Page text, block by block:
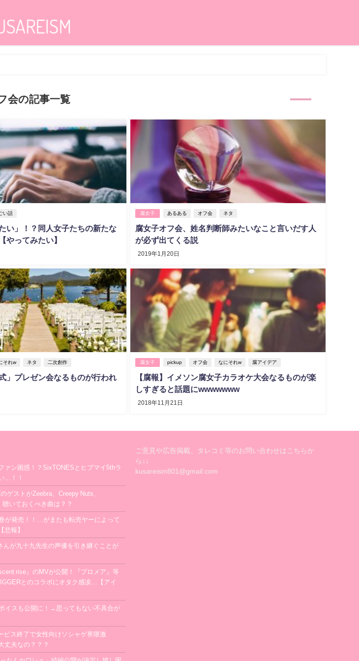
会の記事一覧
い話
い」！？同人女子たちの新たな
やってみたい】
腐女子 あるある オフ会 ネタ
腐女子オフ会、姓名判断師みたいなこと言いだす人
が必ず出てくる説
2019年1月20日
それw ネタ 二次創作
」プレゼン会なるものが行われ
腐女子 pickup オフ会 なにそれw 腐アイデア
【腐報】イメソン腐女子カラオケ大会なるものが楽
しすぎると話題にwwwwwww
2018年11月21日
ァン困惑！？SixTONESとヒプマイ5thラ
…！！
ゲストがZeebra、Creepy Nuts、
いておくべき曲は？？
が発売！！…がまたも転売ヤーによって
悲報】
んが九十九先生の声優を引き継ぐことが
rise』のMVが公開！『プロメア』等
とのコラボにオタク感涙…【アイ
イスも公開に！→思ってもない不具合が
ビス終了で女性向けソシャゲ界隈激
丈夫なの？？？
ご意見や広告掲載、タレコミ等のお問い合わせはこちらか
ら↓↓
kusareism801@gmail.com